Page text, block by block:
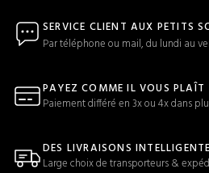
SERVICE CLIENT AUX PETITS
Par téléphone ou mail, du lundi au
PAYEZ COMME IL VOUS PLAÎT
Paiement différé en 3x ou 4x dans
DES LIVRAISONS
Large choix de transporteurs &